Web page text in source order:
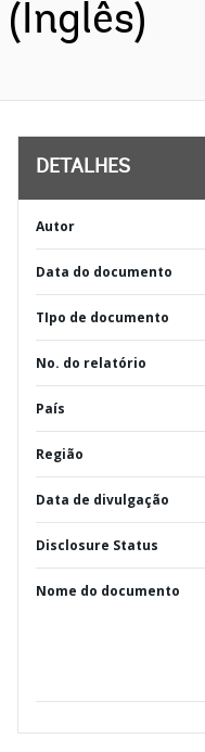
(Inglês)
DETALHES
Autor
Data do documento
TIpo de documento
No. do relatório
País
Região
Data de divulgação
Disclosure Status
Nome do documento